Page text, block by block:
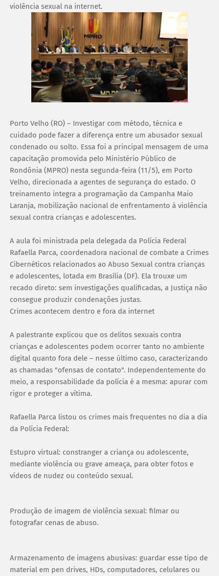
violência sexual na internet.
Porto Velho (RO) – Investigar com método, técnica e
cuidado pode fazer a diferença entre um abusador sexual
condenado ou solto. Essa foi a principal mensagem de uma
capacitação promovida pelo Ministério Público de
Rondônia (MPRO) nesta segunda-feira (11/5), em Porto
Velho, direcionada a agentes de segurança do estado. O
treinamento integra a programação da Campanha Maio
Laranja, mobilização nacional de enfrentamento à violência
sexual contra crianças e adolescentes.
A aula foi ministrada pela delegada da Polícia Federal
Rafaella Parca, coordenadora nacional de combate a Crimes
Cibernéticos relacionados ao Abuso Sexual contra crianças
e adolescentes, lotada em Brasília (DF). Ela trouxe um
recado direto: sem investigações qualificadas, a Justiça não
consegue produzir condenações justas.
Crimes acontecem dentro e fora da internet
A palestrante explicou que os delitos sexuais contra
crianças e adolescentes podem ocorrer tanto no ambiente
digital quanto fora dele – nesse último caso, caracterizando
as chamadas "ofensas de contato". Independentemente do
meio, a responsabilidade da polícia é a mesma: apurar com
rigor e proteger a vítima.
Rafaella Parca listou os crimes mais frequentes no dia a dia
da Polícia Federal:
Estupro virtual: constranger a criança ou adolescente,
mediante violência ou grave ameaça, para obter fotos e
vídeos de nudez ou conteúdo sexual.
Produção de imagem de violência sexual: filmar ou
fotografar cenas de abuso.
Armazenamento de imagens abusivas: guardar esse tipo de
material em pen drives, HDs, computadores, celulares ou